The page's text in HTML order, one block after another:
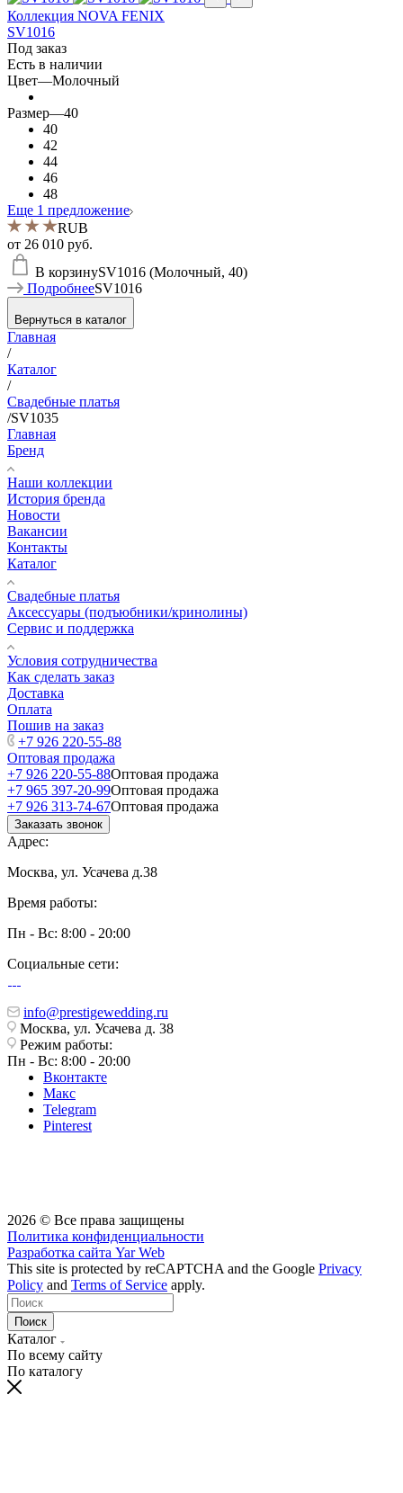
Коллекция NOVA FENIX
SV1016
Под заказ
Есть в наличии
Цвет—Молочный
Размер—40
40
42
44
46
48
Еще 1 предложение
RUB
от 26 010 руб.
В корзинуSV1016 (Молочный, 40)
ПодробнееSV1016
Вернуться в каталог
Главная
/
Каталог
/
Свадебные платья
/SV1035
Главная
Бренд
Наши коллекции
История бренда
Новости
Вакансии
Контакты
Каталог
Свадебные платья
Аксессуары (подъюбники/кринолины)
Сервис и поддержка
Условия сотрудничества
Как сделать заказ
Доставка
Оплата
Пошив на заказ
+7 926 220-55-88
Оптовая продажа
+7 926 220-55-88Оптовая продажа
+7 965 397-20-99Оптовая продажа
+7 926 313-74-67Оптовая продажа
Заказать звонок
Адрес:
Москва, ул. Усачева д.38
Время работы:
Пн - Вс: 8:00 - 20:00
Социальные сети:
info@prestigewedding.ru
Москва, ул. Усачева д. 38
Режим работы:
Пн - Вс: 8:00 - 20:00
Вконтакте
Макс
Telegram
Pinterest
2026 © Все права защищены
Политика конфиденциальности
Разработка сайта Yar Web
This site is protected by reCAPTCHA and the Google Privacy
Policy and Terms of Service apply.
Поиск
Каталог
По всему сайту
По каталогу